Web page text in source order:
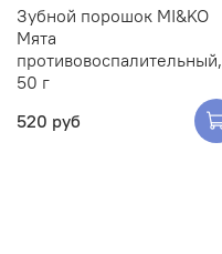
Зубной порошок MI&KO
Мята
противовоспалительный,
50 г
520 руб